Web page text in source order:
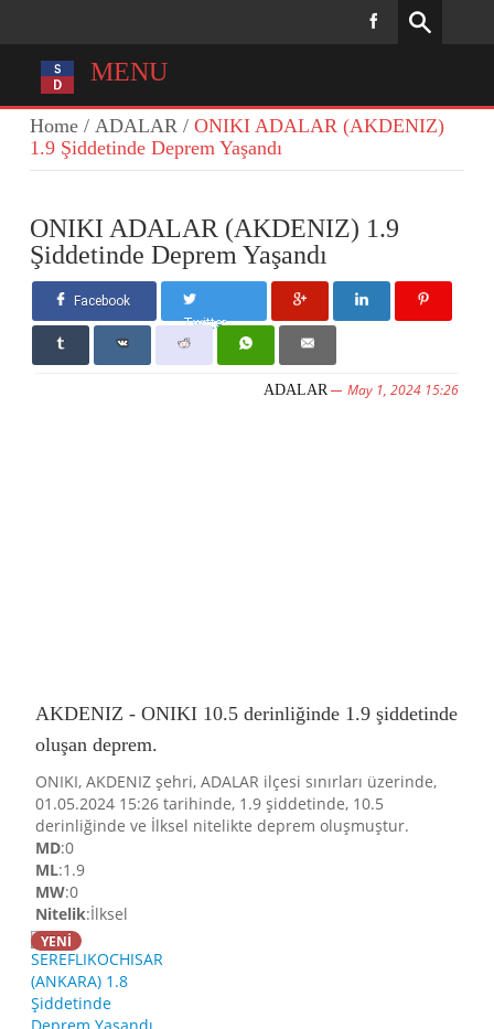
MENU
Home /ADALAR /ONIKI ADALAR (AKDENIZ)
1.9 Şiddetinde Deprem Yaşandı
ONIKI ADALAR (AKDENIZ) 1.9
Şiddetinde Deprem Yaşandı
Facebook
Twitter
ADALAR May 1, 2024 15:26
AKDENIZ - ONIKI 10.5 derinliğinde 1.9 şiddetinde
oluşan deprem.
ONIKI, AKDENIZ şehri, ADALAR ilçesi sınırları üzerinde,
01.05.2024 15:26 tarihinde, 1.9 şiddetinde, 10.5
derinliğinde ve İlksel nitelikte deprem oluşmuştur.
MD:0
ML:1.9
MW:0
Nitelik:İlksel
YENİ